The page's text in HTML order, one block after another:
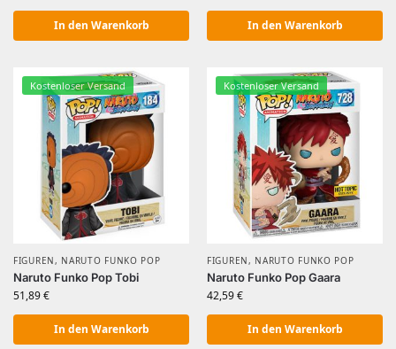
In den Warenkorb In den Warenkorb
Kostenloser Versand
FIGUREN, NARUTO FUNKO POP
Naruto Funko Pop Tobi
51,89€
In den Warenkorb
Kostenloser Versand
FIGUREN, NARUTO FUNKO POP
Naruto Funko Pop Gaara
42,59€
In den Warenkorb